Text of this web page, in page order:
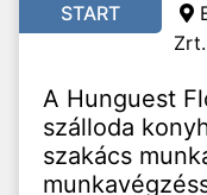
START
Zrt.
A Hunguest
szálloda
szakács